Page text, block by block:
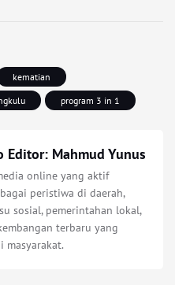
kematian
program 3 in 1
Editor: Mahmud Yunus
online yang aktif
peristiwa di daerah,
sosial, pemerintahan lokal,
terbaru yang
masyarakat.